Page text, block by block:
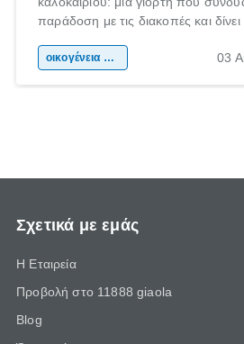
παράδοση με τις διακοπές και δίνει
χώρας. Είτε πρόκειται για λίγες
οικογένεια & παιδί 03
Σχετικά με εμάς
Η Εταιρεία
Προβολή στο 11888 giaola
Blog